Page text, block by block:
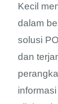
Kecil
dalam
solusi
dan